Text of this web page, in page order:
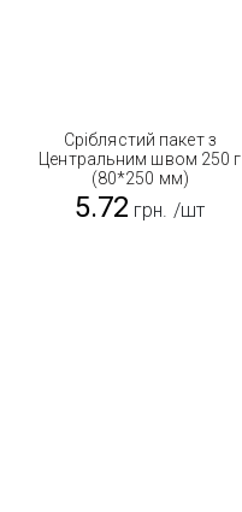
Сріблястий пакет з
Центральним швом 250 г
(80*250 мм)
5.72 грн. /шт